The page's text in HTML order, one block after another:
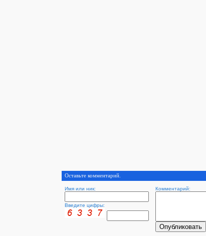
Оставьте комментарий.
Имя или ник: Комментарий:
Введите цифры: